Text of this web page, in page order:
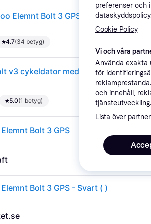
Elemnt Bolt 3 GPS
4.7(34 betyg)
v3 cykeldator med GPS - Svart
5.0(1 betyg)
Bolt 3 GPS
Bolt 3 GPS - Svart ( )
preferenser och
Cookie Policy
Vi och våra
Använda exakta
för
och innehåll,
tjänsteutveckling.
Lista över